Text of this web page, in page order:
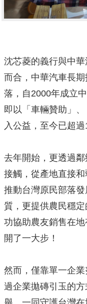
沈芯菱的義行與中
而合，中華汽車長
落，自2000年成立
即以「車輛贊助」
入公益，至今已超過
去年開始，更透過
接觸，從產地直接
推動台灣原民部落
質，更提供農民穩
功協助農友銷售在
開了一大步！
然而，僅靠單一企
過企業拋磚引玉的